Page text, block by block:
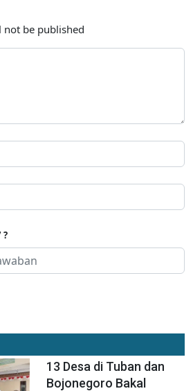
not be published
?
13 Desa di Tuban dan
Bojonegoro Bakal